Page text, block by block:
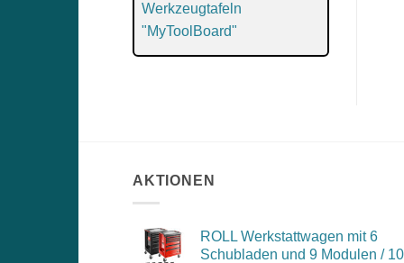
Werkzeugtafeln
"MyToolBoard"
AKTIONEN
ROLL Werkstattwagen mit 6
Schubladen und 9 Modulen /